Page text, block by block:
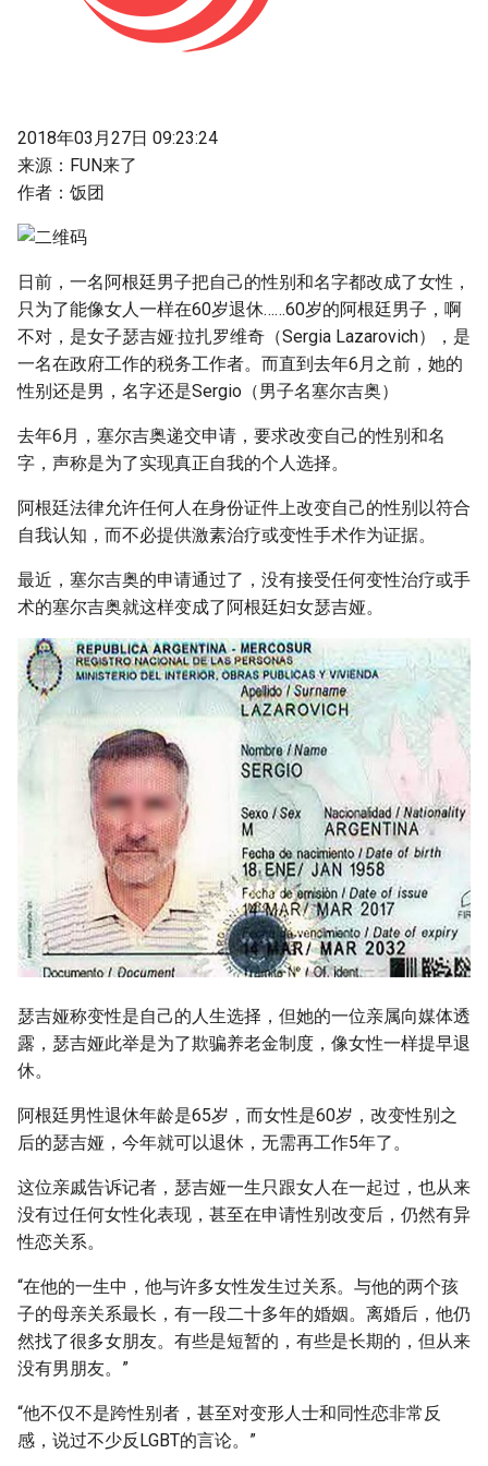
2018年03月27日 09:23:24
来源：FUN来了
作者：饭团
日前，一名阿根廷男子把自己的性别和名字都改成了女性，
只为了能像女人一样在60岁退休……60岁的阿根廷男子，啊
不对，是女子瑟吉娅·拉扎罗维奇（Sergia Lazarovich），是
一名在政府工作的税务工作者。而直到去年6月之前，她的
性别还是男，名字还是Sergio（男子名塞尔吉奥）
去年6月，塞尔吉奥递交申请，要求改变自己的性别和名
字，声称是为了实现真正自我的个人选择。
阿根廷法律允许任何人在身份证件上改变自己的性别以符合
自我认知，而不必提供激素治疗或变性手术作为证据。
最近，塞尔吉奥的申请通过了，没有接受任何变性治疗或手
术的塞尔吉奥就这样变成了阿根廷妇女瑟吉娅。
瑟吉娅称变性是自己的人生选择，但她的一位亲属向媒体透
露，瑟吉娅此举是为了欺骗养老金制度，像女性一样提早退
休。
阿根廷男性退休年龄是65岁，而女性是60岁，改变性别之
后的瑟吉娅，今年就可以退休，无需再工作5年了。
这位亲戚告诉记者，瑟吉娅一生只跟女人在一起过，也从来
没有过任何女性化表现，甚至在申请性别改变后，仍然有异
性恋关系。
“在他的一生中，他与许多女性发生过关系。与他的两个孩
子的母亲关系最长，有一段二十多年的婚姻。离婚后，他仍
然找了很多女朋友。有些是短暂的，有些是长期的，但从来
没有男朋友。”
“他不仅不是跨性别者，甚至对变形人士和同性恋非常反
感，说过不少反LGBT的言论。”